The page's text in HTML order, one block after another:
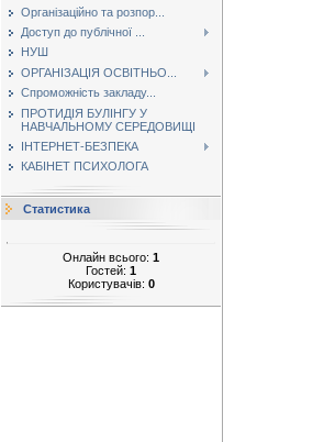
Організаційно та розпор...
Доступ до публічної ...
НУШ
ОРГАНІЗАЦІЯ ОСВІТНЬО...
Спроможність закладу...
ПРОТИДІЯ БУЛІНГУ У
НАВЧАЛЬНОМУ СЕРЕДОВИЩІ
ІНТЕРНЕТ-БЕЗПЕКА
КАБІНЕТ ПСИХОЛОГА
Статистика
Онлайн всього: 1
Гостей: 1
Користувачів: 0